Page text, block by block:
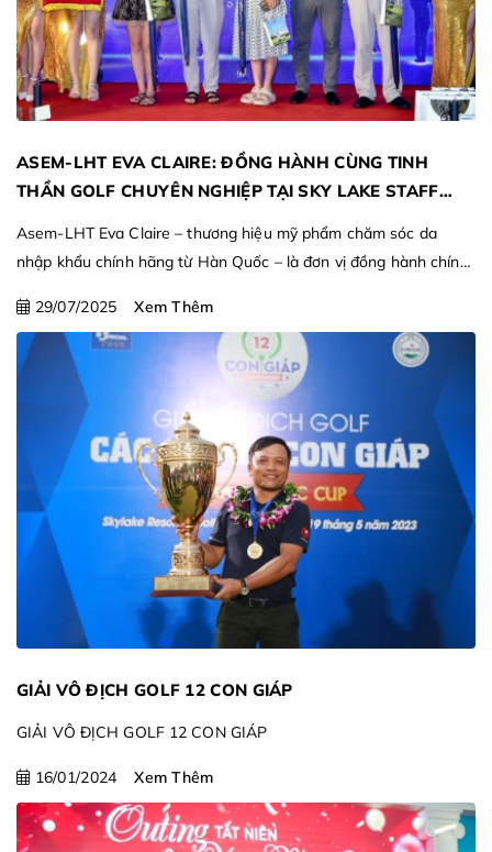
ASEM-LHT EVA CLAIRE: ĐỒNG HÀNH CÙNG TINH
THẦN GOLF CHUYÊN NGHIỆP TẠI SKY LAKE STAFF
Asem-LHT Eva Claire – thương hiệu mỹ phẩm chăm sóc da
nhập khẩu chính hãng từ Hàn Quốc – là đơn vị đồng hành chính
những người làm nên thành công của golf nước nhà.
29/07/2025 Xem Thêm
GIẢI VÔ ĐỊCH GOLF 12 CON GIÁP
GIẢI VÔ ĐỊCH GOLF 12 CON GIÁP
16/01/2024 Xem Thêm